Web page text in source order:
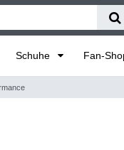
Schuhe Fan-